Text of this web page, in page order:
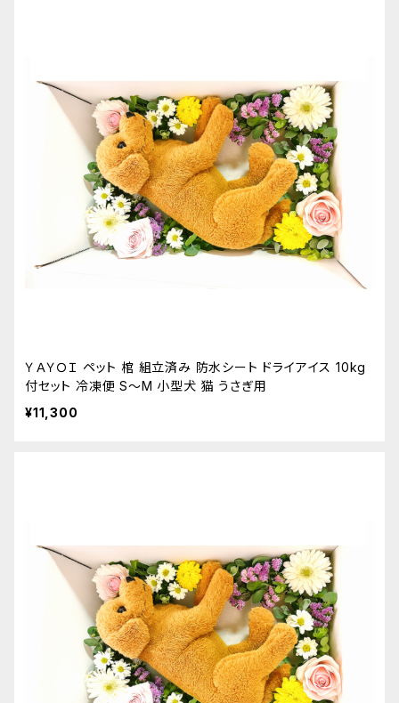
ＹＡＹＯＩ ペット 棺 組立済み 防水シート ドライアイス 10kg
付セット 冷凍便 S～M 小型犬 猫 うさぎ用
¥11,300